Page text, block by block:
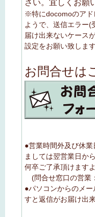
さい。宜しくお願
※特にdocomoのアド
ようで、送信エラー(
届け出来ないケース
設定をお願い致します
お問合せは
●営業時間外及び休
ましては翌営業日か
何卒ご了承頂けます
(問合せ窓口の営業
●パソコンからのメ
すと返信がお届け出来